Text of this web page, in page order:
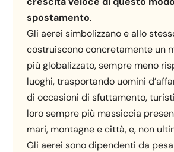
spostamento.
Gli aerei simbolizzano e allo
costruiscono concretamente un
più globalizzato, sempre meno
luoghi, trasportando uomini
di occasioni di sfuttamento,
loro sempre più massiccia
mari, montagne e città, e, non
Gli aerei sono dipendenti da